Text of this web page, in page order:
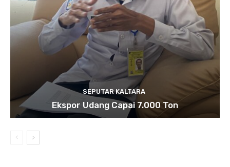
SEPUTAR KALTARA
Ekspor Udang Capai 7.000 Ton